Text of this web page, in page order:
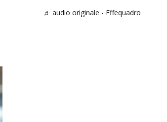
♬ audio originale - Effequadro